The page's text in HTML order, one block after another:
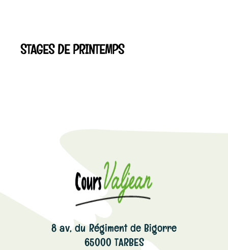
STAGES DE PRINTEMPS
8 av, du Régiment de Bigorre
65000 TARBES